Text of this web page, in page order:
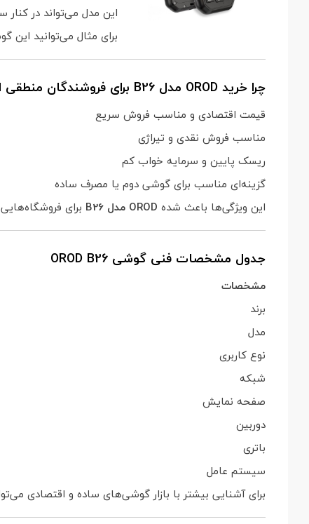
این مدل می‌تواند در
برای مثال می‌توانید این
چرا خرید OROD مدل B26 برای فروشندگان منطقی است؟
قیمت اقتصادی و مناسب فروش سریع
مناسب فروش نقدی و تیراژی
ریسک پایین و سرمایه خواب کم
گزینه‌ای مناسب برای گوشی دوم یا مصرف ساده
این ویژگی‌ها باعث شده OROD مدل B26 برای
جدول مشخصات فنی گوشی OROD B26
مشخصات
برند
مدل
نوع کاربری
شبکه
صفحه نمایش
دوربین
باتری
سیستم عامل
برای آشنایی بیشتر با بازار گوشی‌های ساده و اقتصادی